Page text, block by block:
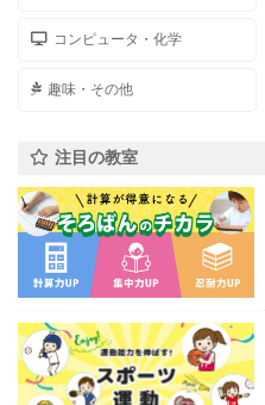
コンピュータ・化学
趣味・その他
注目の教室